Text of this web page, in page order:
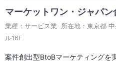
マーケットワン・ジャパン
業種：サービス業 所在地：東京都
ル16F
案件創出型BtoBマーケティングを